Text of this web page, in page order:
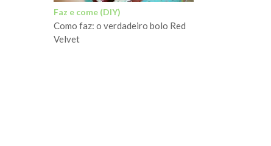
Faz e come (DIY)
Como faz: o verdadeiro bolo Red
Velvet